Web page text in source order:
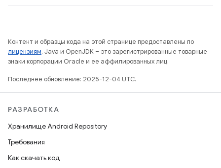
Контент и образцы кода на этой странице предоставлены по
лицензиям. Java и OpenJDK – это зарегистрированные товарные
знаки корпорации Oracle и ее аффилированных лиц.
Последнее обновление: 2025-12-04 UTC.
РАЗРАБОТКА
Хранилище Android Repository
Требования
Как скачать код